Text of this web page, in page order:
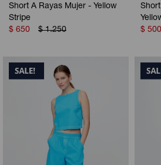
Short A Rayas Mujer - Yellow
Stripe
$ 650 $ 1.250
$ 500